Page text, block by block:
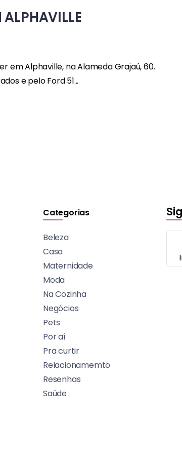
ALPHAVILLE
em Alphaville, na Alameda Grajaú, 60.
e pelo Ford 51...
Categorias
Beleza
Casa
Maternidade
Moda
Na Cozinha
Negócios
Pets
Por aí
Pra curtir
Relacionamemto
Resenhas
Saúde